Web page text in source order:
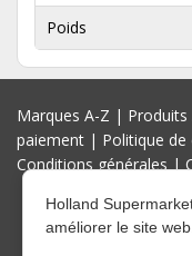
Poids
Marques A-Z | Produits
paiement | Politique
Conditions générales|
Holland
améliorer le site web.